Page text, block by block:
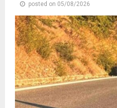
posted on 05/08/2026